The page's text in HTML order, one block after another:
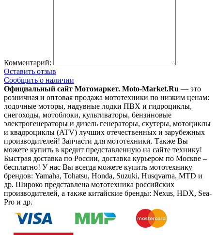
Комментарий:
Оставить отзыв
Сообщить о наличии
Официальный сайт Мотомаркет. Moto-Market.Ru — это
розничная и оптовая продажа мототехники по низким ценам:
лодочные моторы, надувные лодки ПВХ и гидроциклы,
снегоходы, мотоблоки, культиваторы, бензиновые
электрогенераторы и дизель генераторы, скутеры, мотоциклы
и квадроциклы (ATV) лучших отечественных и зарубежных
производителей! Запчасти для мототехники. Также Вы
можете купить в кредит представленную на сайте технику!
Быстрая доставка по России, доставка курьером по Москве –
бесплатно! У нас Вы всегда можете купить мототехнику
брендов: Yamaha, Tohatsu, Honda, Suzuki, Husqvarna, MTD и
др. Широко представлена мототехника российских
производителей, а также китайские бренды: Nexus, HDX, Sea-
Pro и др.